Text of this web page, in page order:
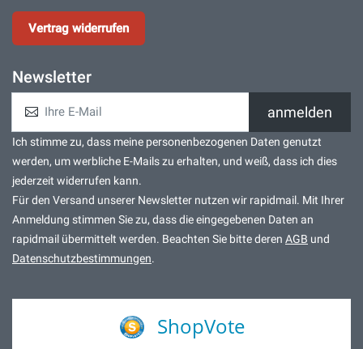
Vertrag widerrufen
Newsletter
anmelden
Ich stimme zu, dass meine personenbezogenen Daten genutzt
werden, um werbliche E-Mails zu erhalten, und weiß, dass ich dies
jederzeit widerrufen kann.
Für den Versand unserer Newsletter nutzen wir rapidmail. Mit Ihrer
Anmeldung stimmen Sie zu, dass die eingegebenen Daten an
rapidmail übermittelt werden. Beachten Sie bitte deren AGB und
Datenschutzbestimmungen.
ShopVote